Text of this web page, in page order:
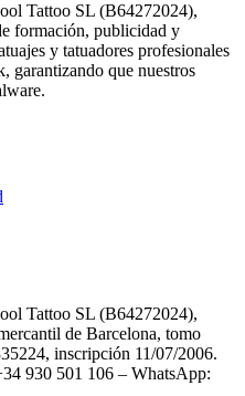
Tattoo SL (B64272024),
formación, publicidad y
y tatuadores profesionales
garantizando que nuestros
Tattoo SL (B64272024),
de Barcelona, tomo
inscripción 11/07/2006.
930 501 106 – WhatsApp: